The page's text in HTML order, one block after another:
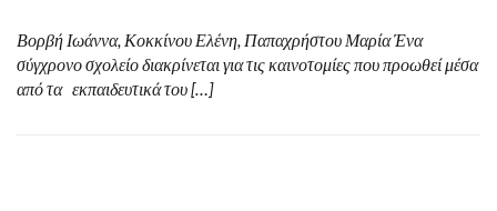
Βορβή Ιωάννα, Κοκκίνου Ελένη, Παπαχρήστου Μαρία Ένα
σύγχρονο σχολείο διακρίνεται για τις καινοτομίες που προωθεί μέσα
από τα εκπαιδευτικά του […]